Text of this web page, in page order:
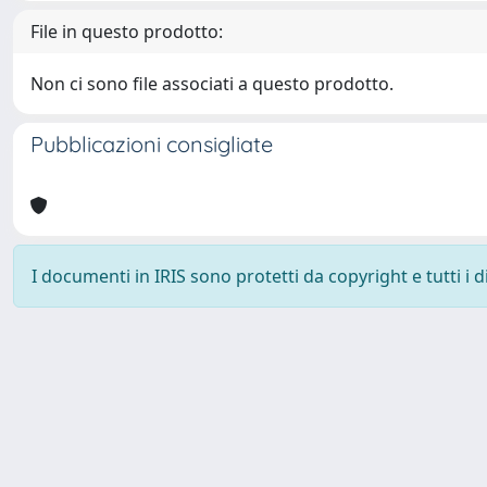
File in questo prodotto:
Non ci sono file associati a questo prodotto.
Pubblicazioni consigliate
I documenti in IRIS sono protetti da copyright e tutti i